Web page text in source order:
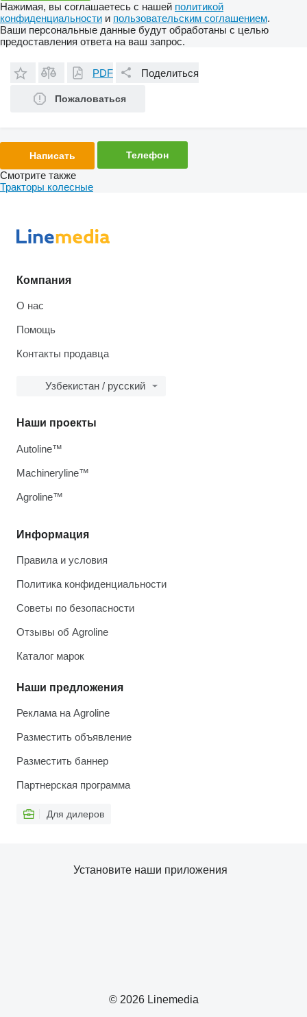
Нажимая, вы соглашаетесь с нашей политикой
конфиденциальности и пользовательским соглашением.
Ваши персональные данные будут обработаны с целью
предоставления ответа на ваш запрос.
PDF Поделиться
Пожаловаться
Написать Телефон
Смотрите также
Тракторы колесные
Компания
О нас
Помощь
Контакты продавца
Узбекистан / русский
Информация
Правила и условия
Политика конфиденциальности
Советы по безопасности
Отзывы об Agroline
Каталог марок
Наши предложения
Реклама на Agroline
Разместить объявление
Разместить баннер
Партнерская программа
Для дилеров
Наши проекты
Autoline™
Machineryline™
Agroline™
© 2026 Linemedia
Установите наши приложения